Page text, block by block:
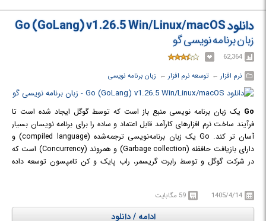
دانلود Go (GoLang) v1.26.5 Win/Linux/macOS
زبان برنامه نویسی گو
62,364
نرم افزار ← ‏توسعه نرم افزار ← ‏ زبان برنامه نویسی
Go یک زبان برنامه نویسی منبع باز است که توسط گوگل ایجاد شده است تا
فرآیند ساخت نرم افزارهای کارآمد قابل اعتماد و ساده را برای برنامه نویسان بسیار
آسان تر کند. Go یک زبان برنامه‌نویسی ترجمه‌شده (compiled language) و
دارای بازیافت حافظه (Garbage collection) و همروند (Concurrency) است که
در شرکت گوگل و توسط رابرت گریسمر، راب پایک و کن تامپسون توسعه داده
پردازنده نیز، معماری x86، معماری x64، معماری آرم و معماری POWER که
1405/4/14 59 مگابایت
ادامه / دانلود